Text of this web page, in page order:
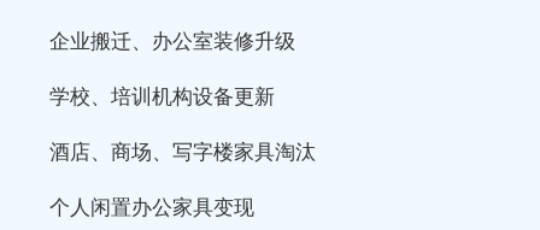
企业搬迁、办公室装修升级
学校、培训机构设备更新
酒店、商场、写字楼家具淘汰
个人闲置办公家具变现